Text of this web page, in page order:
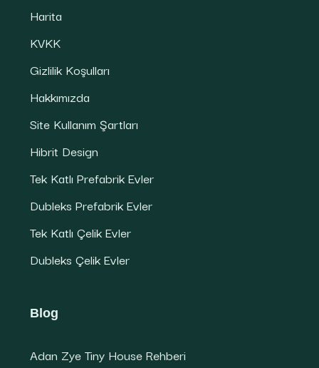
Harita
KVKK
Gizlilik Koşulları
Hakkımızda
Site Kullanım Şartları
Hibrit Design
Tek Katlı Prefabrik Evler
Dubleks Prefabrik Evler
Tek Katlı Çelik Evler
Dubleks Çelik Evler
Blog
Adan Zye Tiny House Rehberi